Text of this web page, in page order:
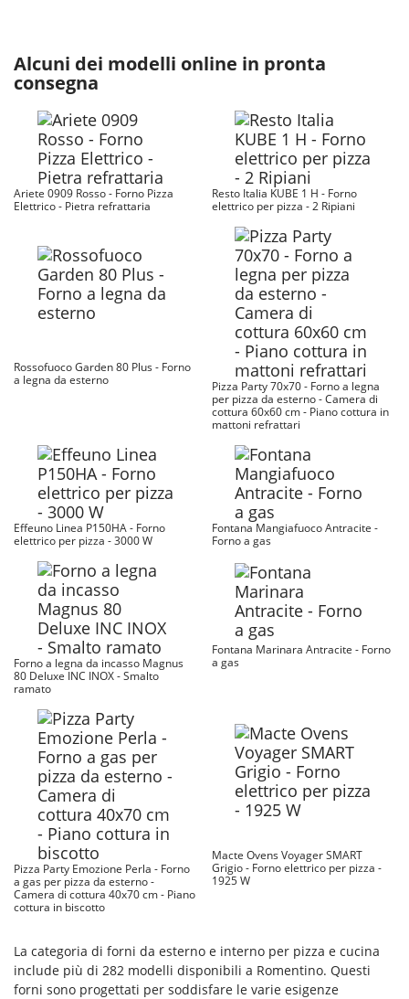
Alcuni dei modelli online in pronta
consegna
Ariete 0909 Rosso - Forno Pizza
Elettrico - Pietra refrattaria
Resto Italia KUBE 1 H - Forno
elettrico per pizza - 2 Ripiani
Rossofuoco Garden 80 Plus - Forno
a legna da esterno
Pizza Party 70x70 - Forno a legna
per pizza da esterno - Camera di
cottura 60x60 cm - Piano cottura in
mattoni refrattari
Effeuno Linea P150HA - Forno
elettrico per pizza - 3000 W
Fontana Mangiafuoco Antracite -
Forno a gas
Forno a legna da incasso Magnus
80 Deluxe INC INOX - Smalto
ramato
Fontana Marinara Antracite - Forno
a gas
Pizza Party Emozione Perla - Forno
a gas per pizza da esterno -
Camera di cottura 40x70 cm - Piano
cottura in biscotto
Macte Ovens Voyager SMART
Grigio - Forno elettrico per pizza -
1925 W
La categoria di forni da esterno e interno per pizza e cucina
include più di 282 modelli disponibili a Romentino. Questi
forni sono progettati per soddisfare le varie esigenze